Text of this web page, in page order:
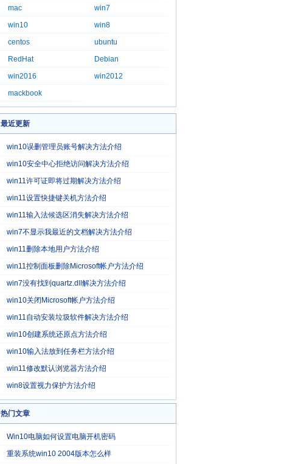
mac
win7
win10
win8
centos
ubuntu
RedHat
Debian
win2016
win2012
mackbook
最近更新
win10误删管理员账号解决方法介绍
win10安全中心拒绝访问解决方法介绍
win11许可证即将过期解决方法介绍
win11设置快捷键关机方法介绍
win11输入法候选区消失解决方法介绍
win7不显示我最近的文档解决方法介绍
win11删除本地用户方法介绍
win11控制面板删除Microsoft帐户方法介绍
win7没有找到quartz.dll解决方法介绍
win10关闭Microsoft帐户方法介绍
win11自动安装垃圾软件解决方法介绍
win10创建系统还原点方法介绍
win10输入法放到任务栏方法介绍
win11修改默认浏览器方法介绍
win8设置视力保护方法介绍
热门文章
Win10电脑如何设置电脑开机密码
重装系统win10 2004版本怎么样